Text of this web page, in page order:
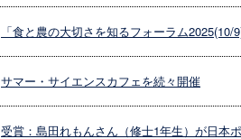
「食と農の大切さを知るフォーラム
サマー・サイエンスカフェを続々開催
受賞：島田れもんさん（修士1年生）が日本